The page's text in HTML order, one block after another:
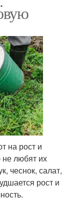
на рост и
не любят их
чеснок, салат,
рост и